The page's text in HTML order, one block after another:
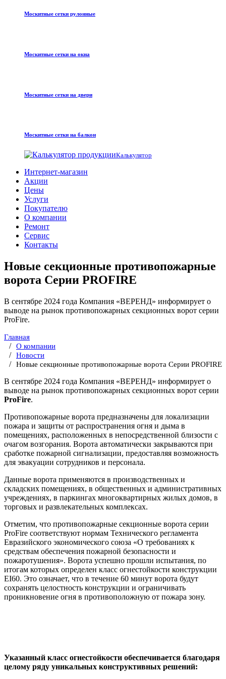
Москитные сетки рулонные
Москитные сетки на окна
Москитные сетки на двери
Москитные сетки на балкон
Калькулятор
Интернет-магазин
Акции
Цены
Услуги
Покупателю
О компании
Ремонт
Сервис
Контакты
Новые секционные противопожарные
ворота Серии PROFIRE
В сентябре 2024 года Компания «ВЕРЕНД» информирует о
выводе на рынок противопожарных секционных ворот серии
ProFire.
Главная
О компании
Новости
Новые секционные противопожарные ворота Серии PROFIRE
В сентябре 2024 года Компания «ВЕРЕНД» информирует о
выводе на рынок противопожарных секционных ворот серии
ProFire.
Противопожарные ворота предназначены для локализации
пожара и защиты от распространения огня и дыма в
помещениях, расположенных в непосредственной близости с
очагом возгорания. Ворота автоматически закрываются при
сработке пожарной сигнализации, предоставляя возможность
для эвакуации сотрудников и персонала.
Данные ворота применяются в производственных и
складских помещениях, в общественных и административных
учреждениях, в паркингах многоквартирных жилых домов, в
торговых и развлекательных комплексах.
Отметим, что противопожарные секционные ворота серии
ProFire соответствуют нормам Технического регламента
Евразийского экономического союза «О требованиях к
средствам обеспечения пожарной безопасности и
пожаротушения». Ворота успешно прошли испытания, по
итогам которых определен класс огнестойкости конструкции
EI60. Это означает, что в течение 60 минут ворота будут
сохранять целостность конструкции и ограничивать
проникновение огня в противоположную от пожара зону.
Указанный класс огнестойкости обеспечивается благодаря
целому ряду уникальных конструктивных решений: